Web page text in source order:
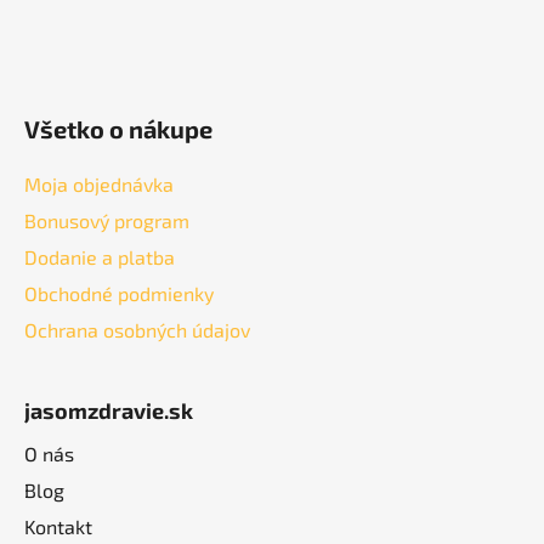
Všetko o nákupe
Moja objednávka
Bonusový program
Dodanie a platba
Obchodné podmienky
Ochrana osobných údajov
jasomzdravie.sk
O nás
Blog
Kontakt